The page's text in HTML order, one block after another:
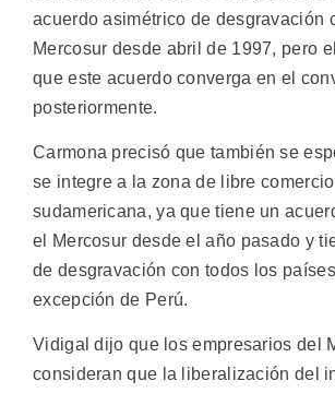
acuerdo asimétrico de desgravación
Mercosur desde abril de 1997, pero
que este acuerdo converga en el
posteriormente.
Carmona precisó que también se
se integre a la zona de libre comercio
sudamericana, ya que tiene un
el Mercosur desde el año pasado y
de desgravación con todos los
excepción de Perú.
Vidigal dijo que los empresarios del
consideran que la liberalización del